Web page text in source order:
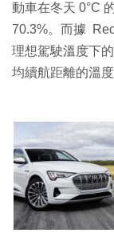
動車在冬天 0°C
70.3%。而據
理想駕駛溫度下
均續航距離的溫度